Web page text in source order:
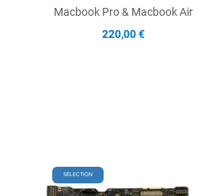
Macbook Pro & Macbook Air
220,00 €
Add to Wishlist
SÉLECTION